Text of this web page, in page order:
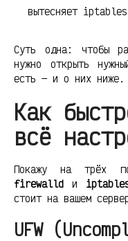
вытесняет
Суть одна: чтобы
нужно открыть
есть — и о них ниже.
Как
всё
Покажу на трёх
firewalld и
стоит на вашем
UFW